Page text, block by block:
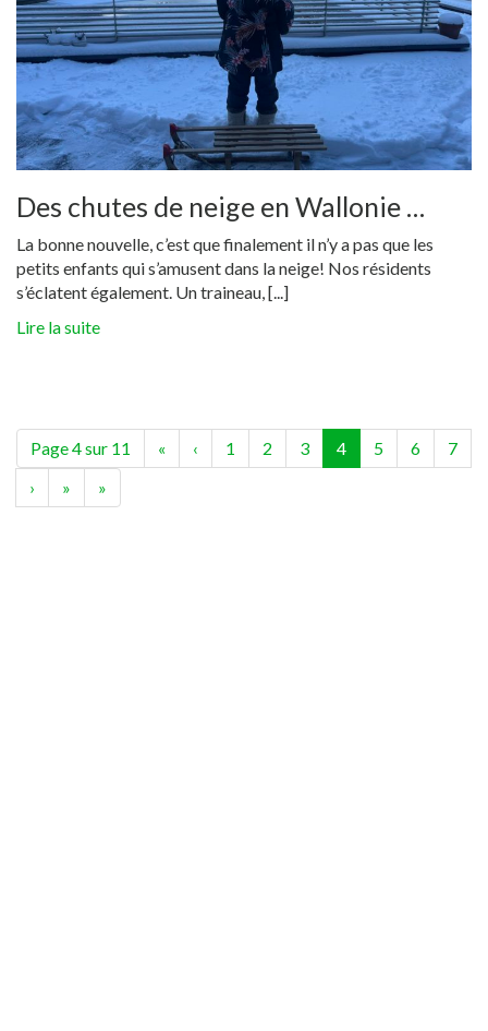
Des chutes de neige en Wallonie …
La bonne nouvelle, c’est que finalement il n’y a pas que les
petits enfants qui s’amusent dans la neige! Nos résidents
s’éclatent également. Un traineau, [...]
Lire la suite
Page 4 sur 11 « ‹ 1 2 3 4(current)
5 6
7
›
» »